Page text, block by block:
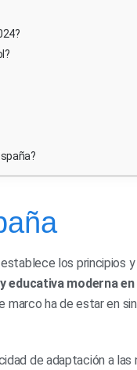
los principios
educativa moderna en
marco ha de estar en
de adaptación a